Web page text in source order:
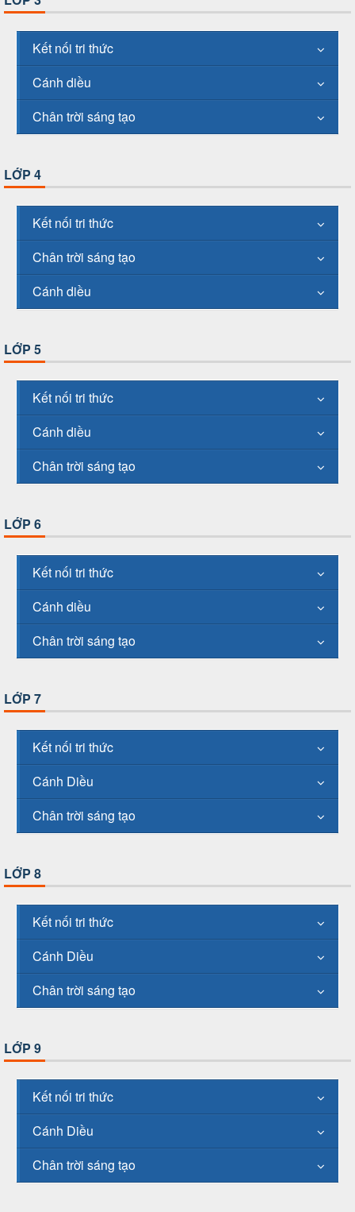
Kết nối tri thức
Cánh diều
Chân trời sáng tạo
LỚP 4
Kết nối tri thức
Chân trời sáng tạo
Cánh diều
LỚP 5
Kết nối tri thức
Cánh diều
Chân trời sáng tạo
LỚP 6
Kết nối tri thức
Cánh diều
Chân trời sáng tạo
LỚP 7
Kết nối tri thức
Cánh Diều
Chân trời sáng tạo
LỚP 8
Kết nối tri thức
Cánh Diều
Chân trời sáng tạo
LỚP 9
Kết nối tri thức
Cánh Diều
Chân trời sáng tạo